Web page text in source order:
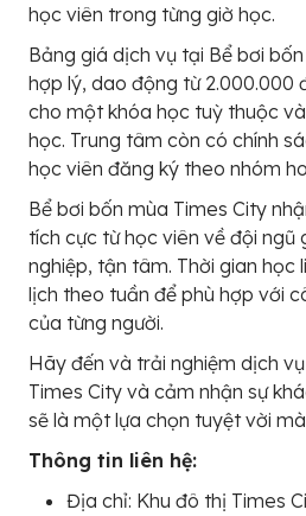
học viên trong từng giờ học.
Bảng giá dịch vụ tại Bể bơi
hợp lý, dao động từ 2.000.000
cho một khóa học tuỳ thuộc
học. Trung tâm còn có chính
học viên đăng ký theo nhóm
Bể bơi bốn mùa Times City
tích cực từ học viên về đội ngũ
nghiệp, tận tâm. Thời gian học
lịch theo tuần để phù hợp với
của từng người.
Hãy đến và trải nghiệm dịch
Times City và cảm nhận sự
sẽ là một lựa chọn tuyệt vời
Thông tin liên hệ:
Địa chỉ: Khu đô thị Times